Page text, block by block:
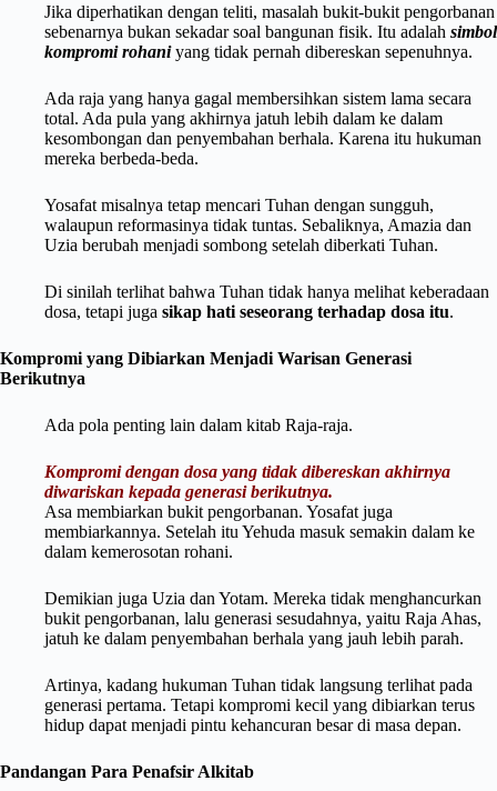
Jika diperhatikan dengan teliti, masalah bukit-bukit pengorbanan
sebenarnya bukan sekadar soal bangunan fisik. Itu adalah simbol
kompromi rohani yang tidak pernah dibereskan sepenuhnya.
Ada raja yang hanya gagal membersihkan sistem lama secara
total. Ada pula yang akhirnya jatuh lebih dalam ke dalam
kesombongan dan penyembahan berhala. Karena itu hukuman
mereka berbeda-beda.
Yosafat misalnya tetap mencari Tuhan dengan sungguh,
walaupun reformasinya tidak tuntas. Sebaliknya, Amazia dan
Uzia berubah menjadi sombong setelah diberkati Tuhan.
Di sinilah terlihat bahwa Tuhan tidak hanya melihat keberadaan
dosa, tetapi juga sikap hati seseorang terhadap dosa itu.
Kompromi yang Dibiarkan Menjadi Warisan Generasi
Berikutnya
Ada pola penting lain dalam kitab Raja-raja.
Kompromi dengan dosa yang tidak dibereskan akhirnya
diwariskan kepada generasi berikutnya.
Asa membiarkan bukit pengorbanan. Yosafat juga
membiarkannya. Setelah itu Yehuda masuk semakin dalam ke
dalam kemerosotan rohani.
Demikian juga Uzia dan Yotam. Mereka tidak menghancurkan
bukit pengorbanan, lalu generasi sesudahnya, yaitu Raja Ahas,
jatuh ke dalam penyembahan berhala yang jauh lebih parah.
Artinya, kadang hukuman Tuhan tidak langsung terlihat pada
generasi pertama. Tetapi kompromi kecil yang dibiarkan terus
hidup dapat menjadi pintu kehancuran besar di masa depan.
Pandangan Para Penafsir Alkitab